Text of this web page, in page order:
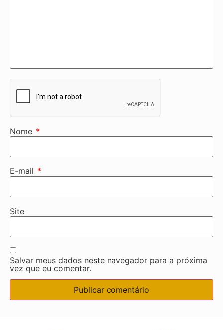
Nome *
E-mail *
Site
Salvar meus dados neste navegador para a próxima
vez que eu comentar.